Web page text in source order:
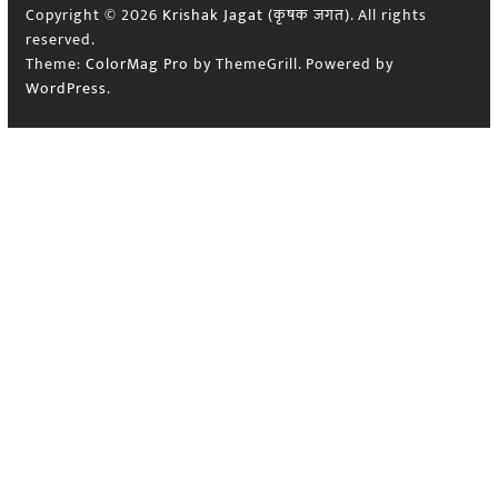
Copyright © 2026 Krishak Jagat (कृषक जगत). All rights
reserved.
Theme: ColorMag Pro by ThemeGrill. Powered by
WordPress.